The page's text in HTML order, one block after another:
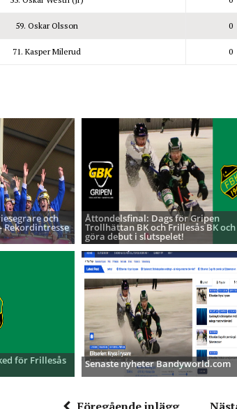
59. Oskar Olsson 0
71. Kasper Milerud 0
och
Rekordintresse
Åttondelsfinal: Dags för Gripen
Trollhättan BK och Frillesås BK och
göra debut i slutspelet!
för Frillesås Senaste nyheter Bandyworld.com